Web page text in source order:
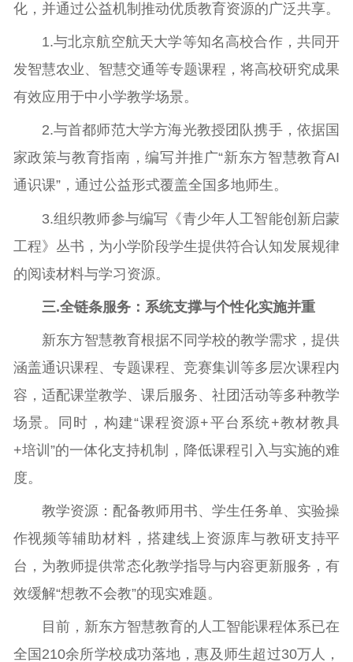
化，并通过公益机制推动优质教育资源的广泛共享。
1.与北京航空航天大学等知名高校合作，共同开
发智慧农业、智慧交通等专题课程，将高校研究成果
有效应用于中小学教学场景。
2.与首都师范大学方海光教授团队携手，依据国
家政策与教育指南，编写并推广“新东方智慧教育AI
通识课”，通过公益形式覆盖全国多地师生。
3.组织教师参与编写《青少年人工智能创新启蒙
工程》丛书，为小学阶段学生提供符合认知发展规律
的阅读材料与学习资源。
三.全链条服务：系统支撑与个性化实施并重
新东方智慧教育根据不同学校的教学需求，提供
涵盖通识课程、专题课程、竞赛集训等多层次课程内
容，适配课堂教学、课后服务、社团活动等多种教学
场景。同时，构建“课程资源+平台系统+教材教具
+培训”的一体化支持机制，降低课程引入与实施的难
度。
教学资源：配备教师用书、学生任务单、实验操
作视频等辅助材料，搭建线上资源库与教研支持平
台，为教师提供常态化教学指导与内容更新服务，有
效缓解“想教不会教”的现实难题。
目前，新东方智慧教育的人工智能课程体系已在
全国210余所学校成功落地，惠及师生超过30万人，